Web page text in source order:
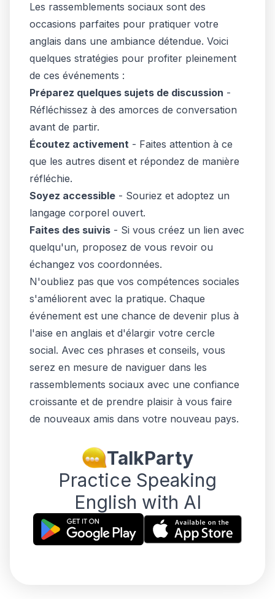
Les rassemblements sociaux sont des
occasions parfaites pour pratiquer votre
anglais dans une ambiance détendue. Voici
quelques stratégies pour profiter pleinement
de ces événements :
Préparez quelques sujets de discussion -
Réfléchissez à des amorces de conversation
avant de partir.
Écoutez activement - Faites attention à ce
que les autres disent et répondez de manière
réfléchie.
Soyez accessible - Souriez et adoptez un
langage corporel ouvert.
Faites des suivis - Si vous créez un lien avec
quelqu'un, proposez de vous revoir ou
échangez vos coordonnées.
N'oubliez pas que vos compétences sociales
s'améliorent avec la pratique. Chaque
événement est une chance de devenir plus à
l'aise en anglais et d'élargir votre cercle
social. Avec ces phrases et conseils, vous
serez en mesure de naviguer dans les
rassemblements sociaux avec une confiance
croissante et de prendre plaisir à vous faire
de nouveaux amis dans votre nouveau pays.
TalkParty
Practice Speaking
English with AI